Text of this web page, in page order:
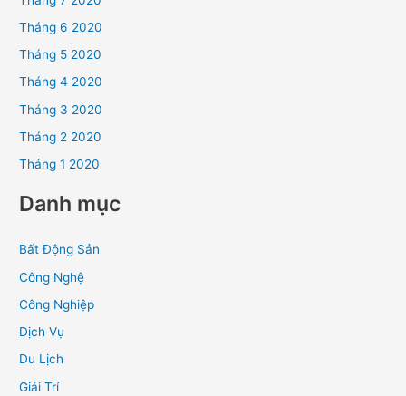
Tháng 6 2020
Tháng 5 2020
Tháng 4 2020
Tháng 3 2020
Tháng 2 2020
Tháng 1 2020
Danh mục
Bất Động Sản
Công Nghệ
Công Nghiệp
Dịch Vụ
Du Lịch
Giải Trí